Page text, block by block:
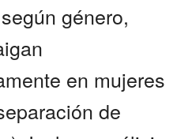
género,
en mujeres
de